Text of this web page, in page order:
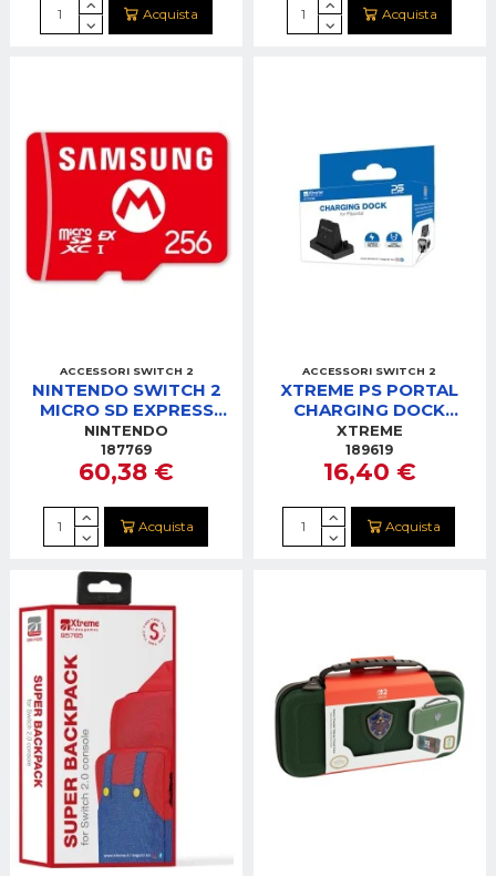
Acquista Acquista
ACCESSORI SWITCH 2
NINTENDO SWITCH 2
MICRO SD EXPRESS
SAMSUNG 256GB
NINTENDO
187769
60,38 €
Acquista
ACCESSORI SWITCH 2
XTREME PS PORTAL
CHARGING DOCK
STATION FAST 5V 3A-
15W
XTREME
189619
16,40 €
Acquista